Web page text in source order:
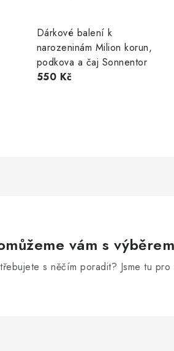
Dárkové balení k
narozeninám Milion korun,
podkova a čaj Sonnentor
550 Kč
vám s výběrem
s něčím poradit? Jsme tu pro